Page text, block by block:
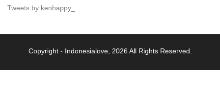
Tweets by kenhappy_
Copyright - Indonesialove, 2026 All Rights Reserved.